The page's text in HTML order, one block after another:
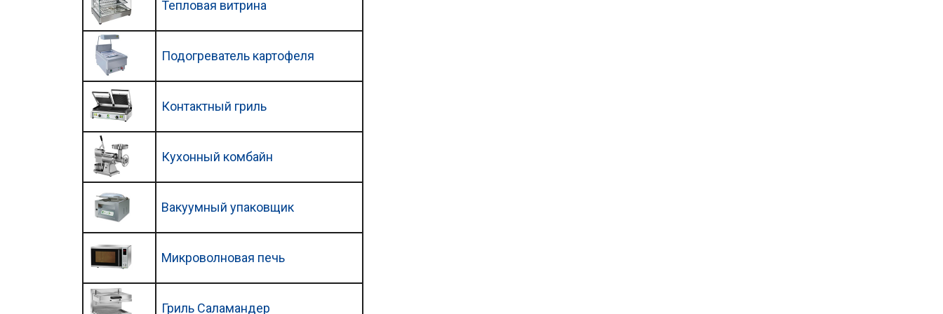
Тепловая витрина
Подогреватель картофеля
Контактный гриль
Кухонный комбайн
Вакуумный упаковщик
Микроволновая печь
Гриль Саламандер